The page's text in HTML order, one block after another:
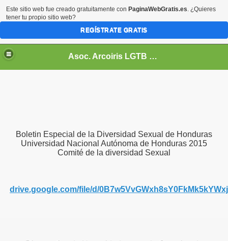
Asoc. Arcoiris LGTB de Honduras
Boletin Especial de la Diversidad Sexual de Honduras
Universidad Nacional Autónoma de Honduras 2015
Comité de la diversidad Sexual
d rive.google.com/file/d/0B7w5VvGWxh8sY0FkMk5
Este sitio web fue creado gratuitamente con PaginaWebGratis.es. ¿Quieres
tener tu propio sitio web?
REGÍSTRATE GRATIS